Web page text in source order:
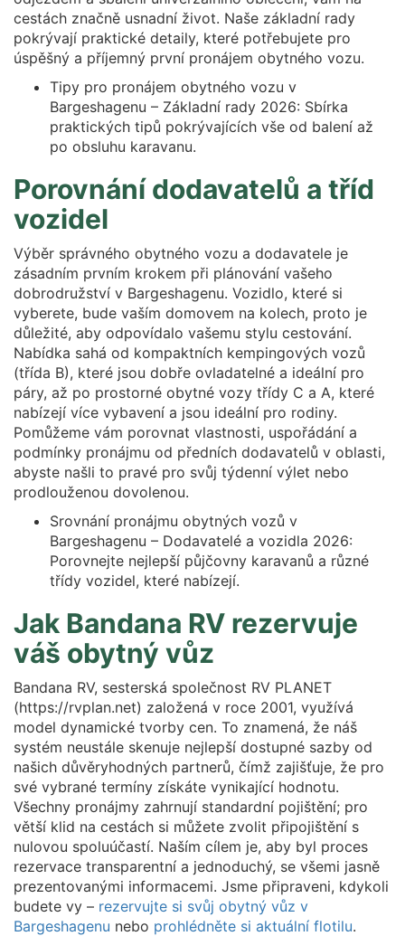
cestách značně usnadní život. Naše základní rady
pokrývají praktické detaily, které potřebujete pro
úspěšný a příjemný první pronájem obytného vozu.
Tipy pro pronájem obytného vozu v
Bargeshagenu – Základní rady 2026: Sbírka
praktických tipů pokrývajících vše od balení až
po obsluhu karavanu.
Porovnání dodavatelů a tříd
vozidel
Výběr správného obytného vozu a dodavatele je
zásadním prvním krokem při plánování vašeho
dobrodružství v Bargeshagenu. Vozidlo, které si
vyberete, bude vaším domovem na kolech, proto je
důležité, aby odpovídalo vašemu stylu cestování.
Nabídka sahá od kompaktních kempingových vozů
(třída B), které jsou dobře ovladatelné a ideální pro
páry, až po prostorné obytné vozy třídy C a A, které
nabízejí více vybavení a jsou ideální pro rodiny.
Pomůžeme vám porovnat vlastnosti, uspořádání a
podmínky pronájmu od předních dodavatelů v oblasti,
abyste našli to pravé pro svůj týdenní výlet nebo
prodlouženou dovolenou.
Srovnání pronájmu obytných vozů v
Bargeshagenu – Dodavatelé a vozidla 2026:
Porovnejte nejlepší půjčovny karavanů a různé
třídy vozidel, které nabízejí.
Jak Bandana RV rezervuje
váš obytný vůz
Bandana RV, sesterská společnost RV PLANET
(https://rvplan.net) založená v roce 2001, využívá
model dynamické tvorby cen. To znamená, že náš
systém neustále skenuje nejlepší dostupné sazby od
našich důvěryhodných partnerů, čímž zajišťuje, že pro
své vybrané termíny získáte vynikající hodnotu.
Všechny pronájmy zahrnují standardní pojištění; pro
větší klid na cestách si můžete zvolit připojištění s
nulovou spoluúčastí. Naším cílem je, aby byl proces
rezervace transparentní a jednoduchý, se všemi jasně
prezentovanými informacemi. Jsme připraveni, kdykoli
budete vy – rezervujte si svůj obytný vůz v
Bargeshagenu nebo prohlédněte si aktuální flotilu.